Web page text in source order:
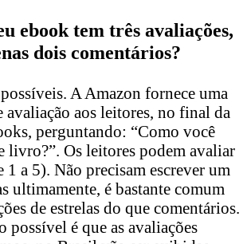
ebook tem três avaliações,
dois comentários?
A Amazon fornece uma
avaliação aos leitores, no final da
perguntando: “Como você
livro?”. Os leitores podem avaliar
1 a 5). Não precisam escrever um
ultimamente, é bastante comum
de estrelas do que comentários.
possível é que as avaliações